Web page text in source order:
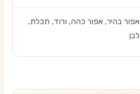
אפור בהיר, אפור כהה, ורוד, תכלת,
לבן